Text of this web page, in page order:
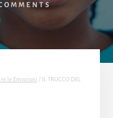
le Emozioni /IL TRUCCO DEL